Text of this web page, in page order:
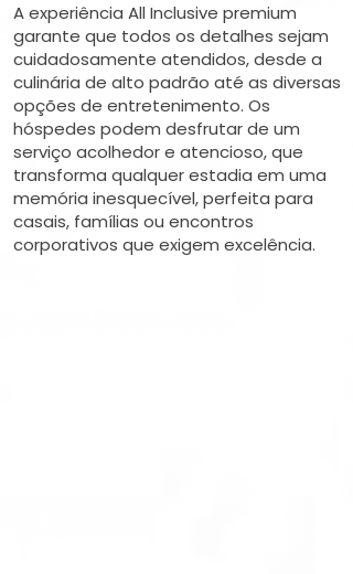
A experiência All Inclusive premium
garante que todos os detalhes sejam
cuidadosamente atendidos, desde a
culinária de alto padrão até as diversas
opções de entretenimento. Os
hóspedes podem desfrutar de um
serviço acolhedor e atencioso, que
transforma qualquer estadia em uma
memória inesquecível, perfeita para
casais, famílias ou encontros
corporativos que exigem excelência.